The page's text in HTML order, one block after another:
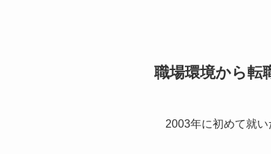
職場環境から転
2003年に初めて就